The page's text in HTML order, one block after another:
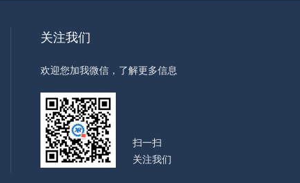
关注我们
欢迎您加我微信，了解更多信息
扫一扫
关注我们